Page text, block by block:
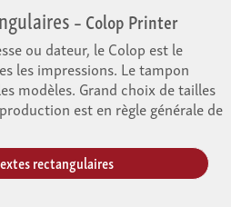
– Colop Printer
ou dateur, le Colop est le
les impressions. Le tampon
modèles. Grand choix de tailles
est en règle générale de
rectangulaires